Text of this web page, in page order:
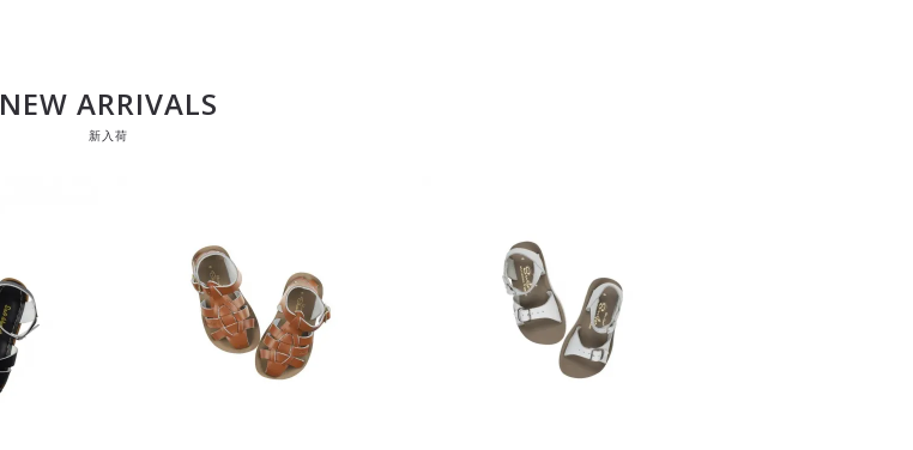
NEW ARRIVALS
新入荷